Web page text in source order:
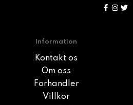
Information
Kontakt os
Om oss
Forhandler
Villkor